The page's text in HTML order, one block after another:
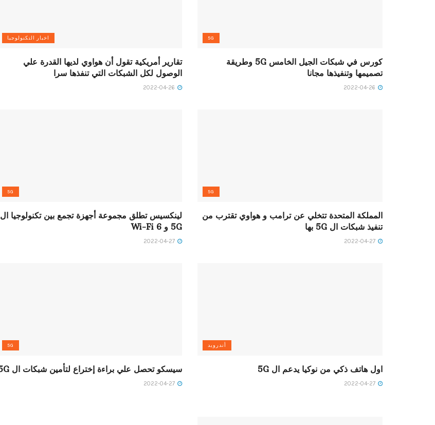
5G
كورس في شبكات الجيل الخامس 5G وطريقة
تصميمها وتنفيذها مجانا
اخبار التكنولوجيا
تقارير أمريكية تقول أن هواوي لديها القدرة علي
الوصول لكل الشبكات التي تنفذها سرا
5G
المملكة المتحدة تتخلي عن ترامب و هواوي تقترب من
تنفيذ شبكات ال 5G بها
5G
لينكسيس تطلق مجموعة أجهزة تجمع بين تكنولوجيا ال
5G و Wi-Fi 6
أندرويد
اول هاتف ذكي من نوكيا يدعم ال 5G
5G
سيسكو تحصل علي براءة إختراع لتأمين شبكات ال 5G